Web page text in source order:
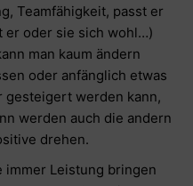
Teamfähigkeit, passt er
er oder sie sich wohl…)
man kaum ändern
oder anfänglich etwas
gesteigert werden kann,
werden auch die andern
drehen.
immer Leistung bringen